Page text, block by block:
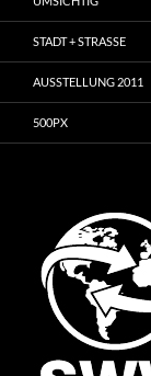
STADT + STRASSE
AUSSTELLUNG 2011
500PX